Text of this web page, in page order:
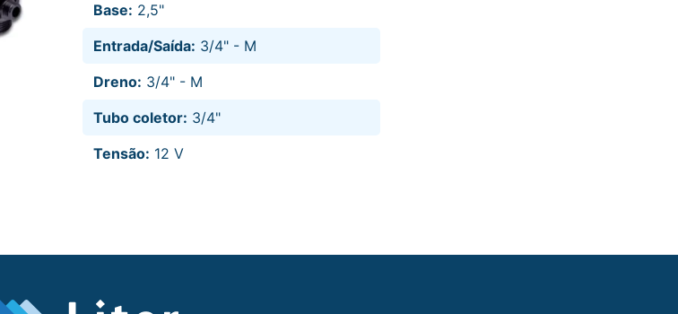
Base: 2,5"
Entrada/Saída: 3/4" - M
Dreno: 3/4" - M
Tubo coletor: 3/4"
Tensão: 12 V